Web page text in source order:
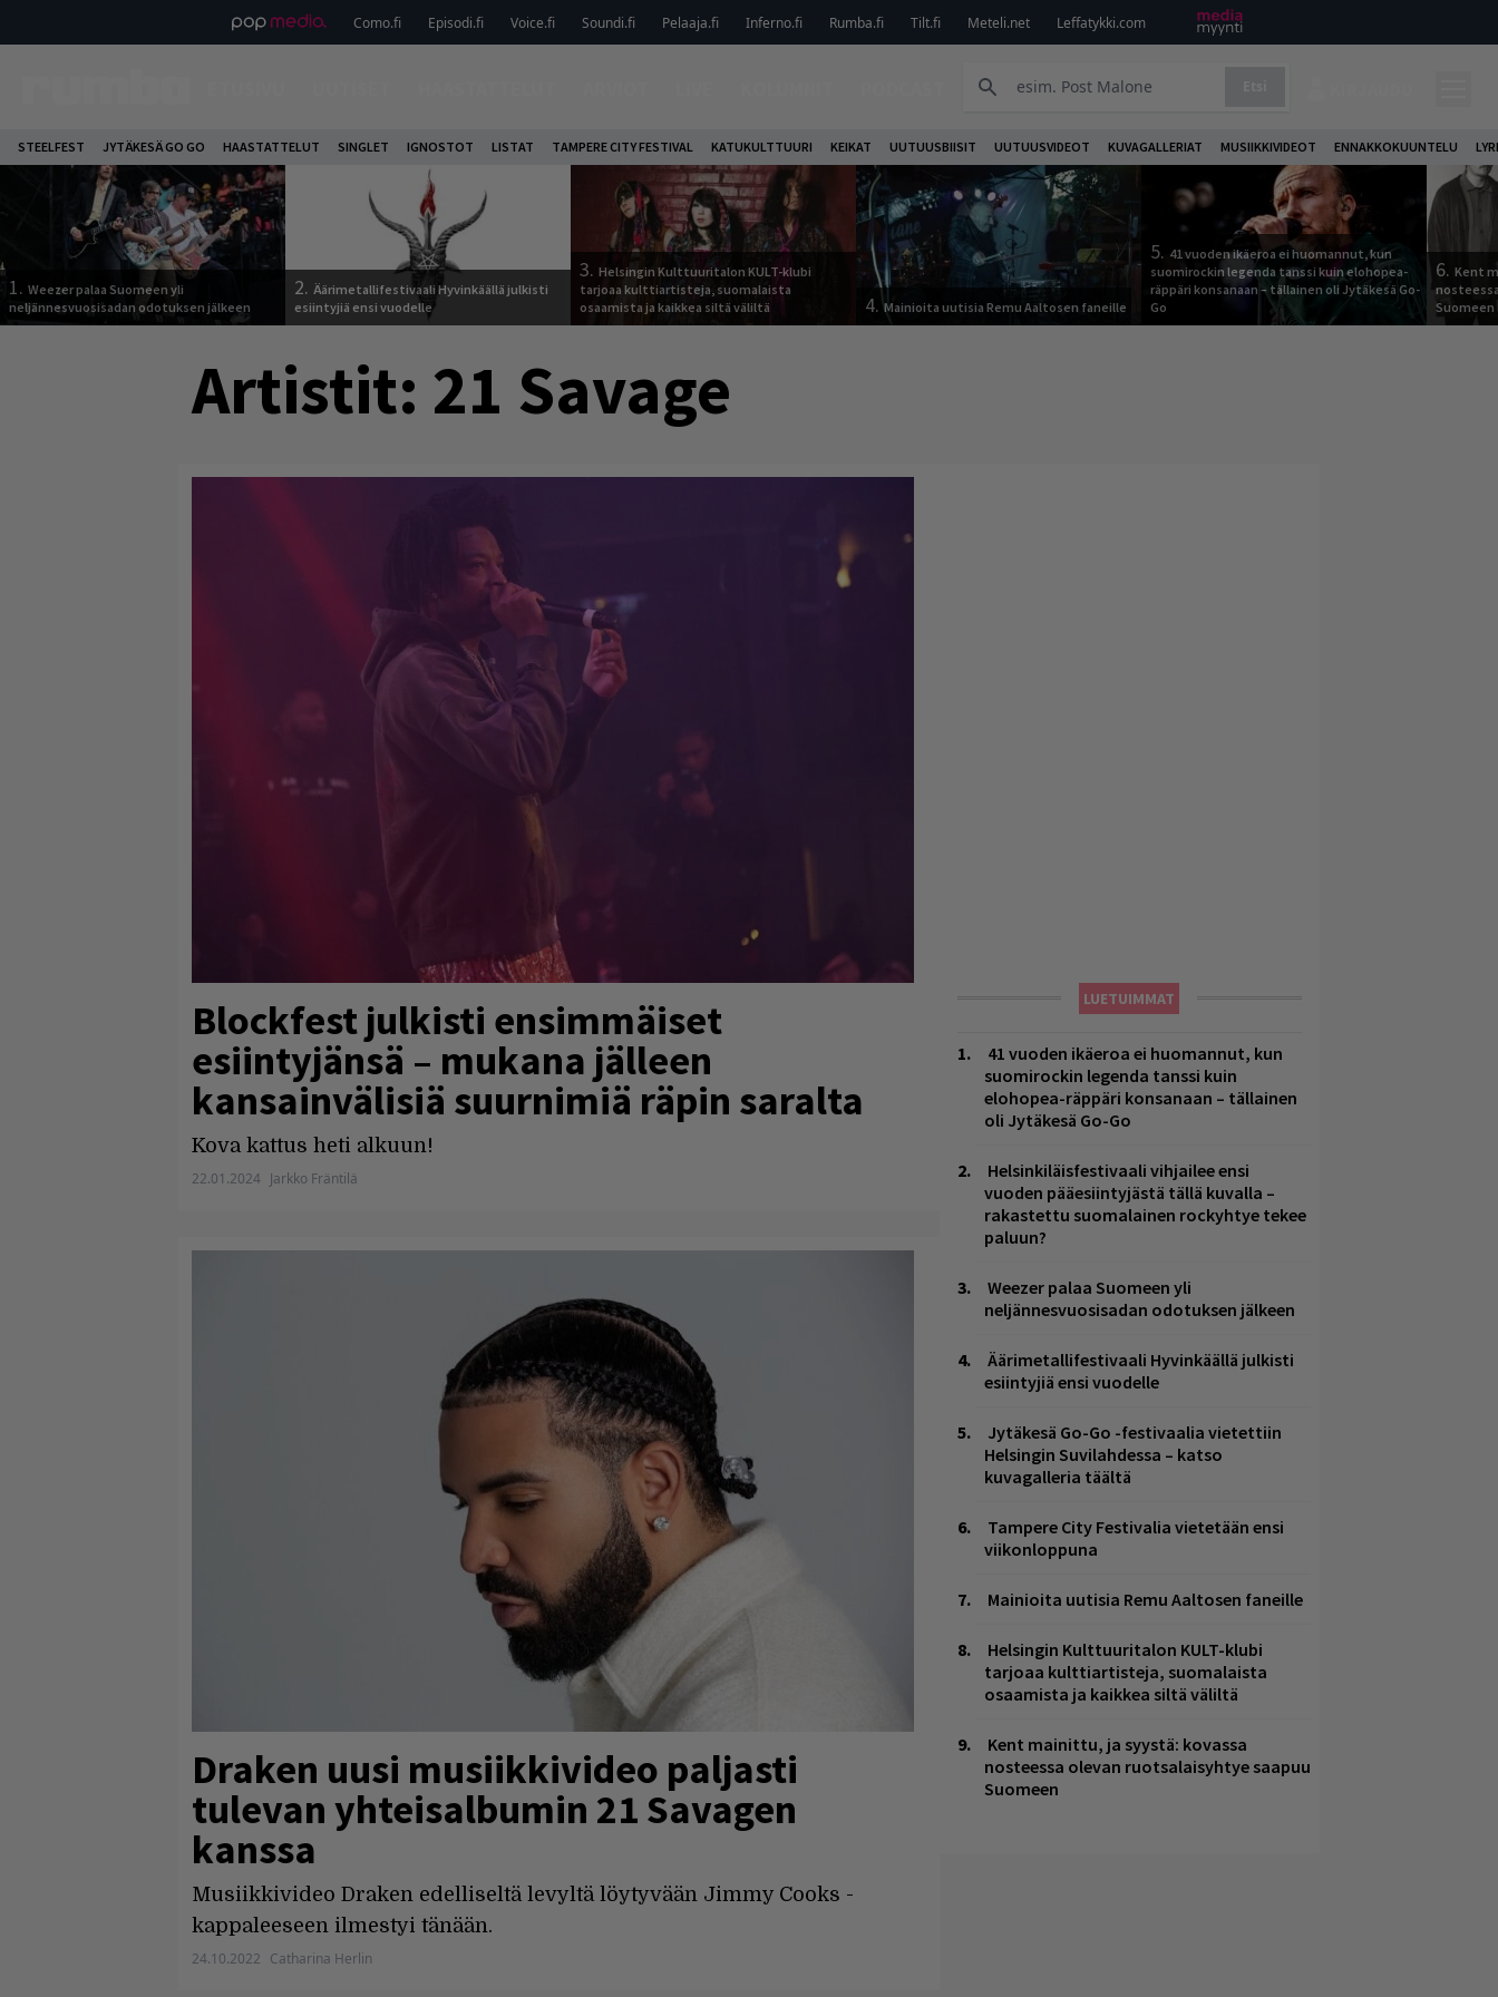
Como.fi Episodi.fi Voice.fi Soundi.fi Pelaaja.fi Inferno.fi Rumba.fi Tilt.fi Meteli.net Leffatykki.com
STEELFEST JYTÄKESÄ GO GO HAASTATTELUT SINGLET IGNOSTOT LISTAT TAMPERE CITY FESTIVAL KATUKULTTUURI KEIKAT UUTUUSBIISIT UUTUUSVIDEOT KUVAGALLERIAT MUSIIKKIVIDEOT ENNAKKOKUUNTELU
1. Weezer palaa Suomeen yli
neljännesvuosisadan odotuksen jälkeen
2. Äärimetallifestivaali Hyvinkäällä julkisti
esiintyjiä ensi vuodelle
3. Helsingin Kulttuuritalon KULT-klubi
tarjoaa kulttiartisteja, suomalaista
osaamista ja kaikkea siltä väliltä
4.Mainioita uutisia Remu Aaltosen faneille
5. 41 vuoden ikäeroa ei huomannut, kun
suomirockin legenda tanssi kuin elohopea-
räppäri konsanaan – tällainen oli Jytäkesä Go-
Go
6. Kent
Suomeen
Artistit: 21 Savage
Blockfest julkisti ensimmäiset
esiintyjänsä – mukana jälleen
kansainvälisiä suurnimiä räpin saralta
Kova kattus heti alkuun!
22.01.2024 Jarkko Fräntilä
Draken uusi musiikkivideo paljasti
tulevan yhteisalbumin 21 Savagen
kanssa
Musiikkivideo Draken edelliseltä levyltä löytyvään Jimmy Cooks -
kappaleeseen ilmestyi tänään.
24.10.2022 Catharina Herlin
LUETUIMMAT
41 vuoden ikäeroa ei huomannut, kun
suomirockin legenda tanssi kuin
elohopea-räppäri konsanaan – tällainen
oli Jytäkesä Go-Go
Helsinkiläisfestivaali vihjailee ensi
vuoden pääesiintyjästä tällä kuvalla –
rakastettu suomalainen rockyhtye tekee
paluun?
Weezer palaa Suomeen yli
neljännesvuosisadan odotuksen jälkeen
Äärimetallifestivaali Hyvinkäällä julkisti
esiintyjiä ensi vuodelle
Jytäkesä Go-Go -festivaalia vietettiin
Helsingin Suvilahdessa – katso
kuvagalleria täältä
Tampere City Festivalia vietetään ensi
viikonloppuna
Mainioita uutisia Remu Aaltosen faneille
Helsingin Kulttuuritalon KULT-klubi
tarjoaa kulttiartisteja, suomalaista
osaamista ja kaikkea siltä väliltä
Kent mainittu, ja syystä: kovassa
nosteessa olevan ruotsalaisyhtye saapuu
Suomeen